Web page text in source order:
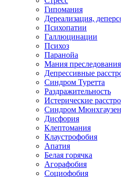
Гипомания
Дереализация,
Психопатии
Галлюцинации
Психоз
Паранойа
Мания преследования
Депрессивные
Синдром Туретта
Раздражительность
Истерические
Синдром
Дисфория
Клептомания
Клаустрофобия
Апатия
Белая горячка
Агорафобия
Социофобия